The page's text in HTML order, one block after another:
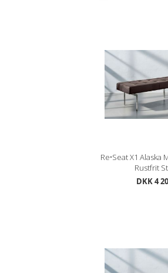
Re•Seat X1 Alaska
Rustfrit
DKK 4